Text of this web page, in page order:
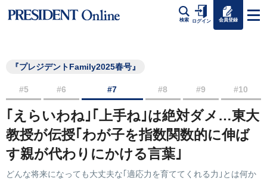
検索 ログイン 会員登録
『プレジデントFamily2025春号』
#5 #6 #7 #8 #9 #10
｢えらいわね｣｢上手ね｣は絶対ダメ…東大
教授が伝授｢わが子を指数関数的に伸ば
す親が代わりにかける言葉｣
どんな将来になっても大丈夫な｢適応力を育ててくれる力｣とは何か